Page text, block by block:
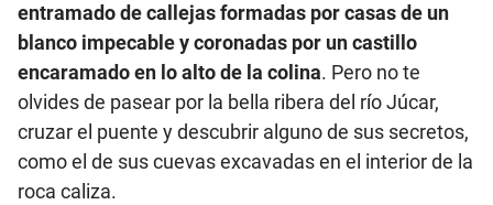
entramado de callejas formadas por casas de un
blanco impecable y coronadas por un castillo
encaramado en lo alto de la colina. Pero no te
olvides de pasear por la bella ribera del río Júcar,
cruzar el puente y descubrir alguno de sus secretos,
como el de sus cuevas excavadas en el interior de la
roca caliza.